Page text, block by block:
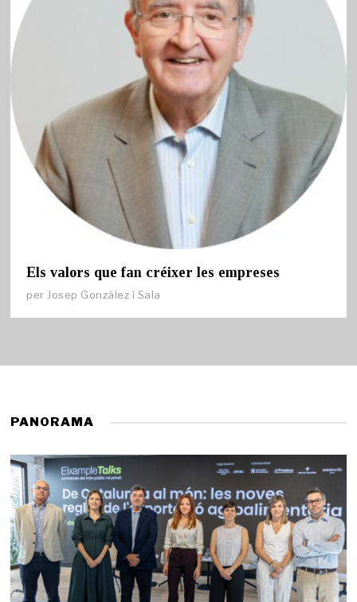
Els valors que fan créixer les empreses
perJosep González i Sala
PANORAMA